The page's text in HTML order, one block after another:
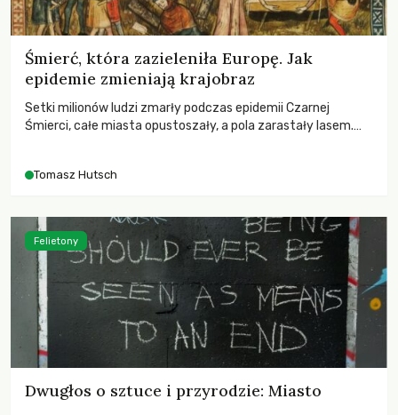
Śmierć, która zazieleniła Europę. Jak
epidemie zmieniają krajobraz
Setki milionów ludzi zmarły podczas epidemii Czarnej
Śmierci, całe miasta opustoszały, a pola zarastały lasem.
największych katastrof w swoich dziejach.
Tomasz Hutsch
Dwugłos o sztuce i przyrodzie: Miasto
Felietony